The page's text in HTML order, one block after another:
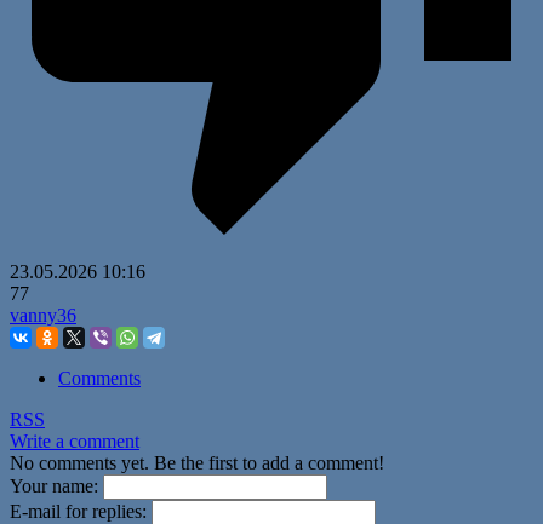
23.05.2026 10:16
77
vanny36
Comments
RSS
Write a comment
No comments yet. Be the first to add a comment!
Your name:
E-mail for replies: